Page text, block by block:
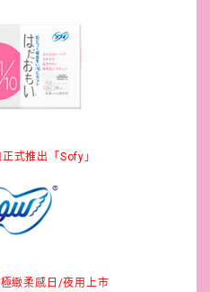
式推出「Sofy」
緻柔感日/夜用上市